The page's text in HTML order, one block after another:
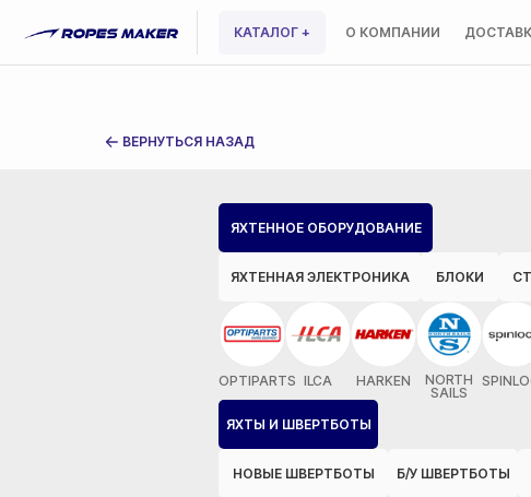
О КОМПАНИИ
КАТАЛОГ +
ВЕРНУТЬСЯ НАЗАД
ЯХТЕННОЕ ОБОРУДОВАНИЕ
ЯХТЕННАЯ ЭЛЕКТРОНИКА БЛОКИ
OPTIPARTS ILCA HARKEN
NORTH
SAILS
ЯХТЫ И ШВЕРТБОТЫ
НОВЫЕ ШВЕРТБОТЫ Б/У ШВЕРТБОТЫ